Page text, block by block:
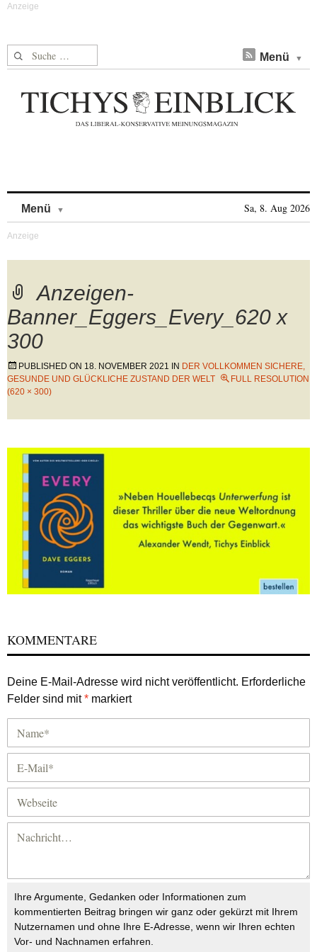
Suche nach: Menü
Menü Sa, 8. Aug 2026
Anzeigen-
Banner_Eggers_Every_620 x
300
PUBLISHED ON 18. NOVEMBER 2021 IN DER VOLLKOMMEN SICHERE,
GESUNDE UND GLÜCKLICHE ZUSTAND DER WELT
FULL RESOLUTION
(620 × 300)
KOMMENTARE
Deine E-Mail-Adresse wird nicht veröffentlicht. Erforderliche
Felder sind mit* markiert
Ihre Argumente, Gedanken oder Informationen zum
kommentierten Beitrag bringen wir ganz oder gekürzt mit Ihrem
Nutzernamen und ohne Ihre E-Adresse, wenn wir Ihren echten
Vor- und Nachnamen erfahren.